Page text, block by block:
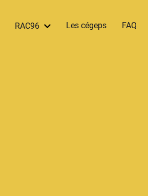
RAC96 Les cégeps FAQ